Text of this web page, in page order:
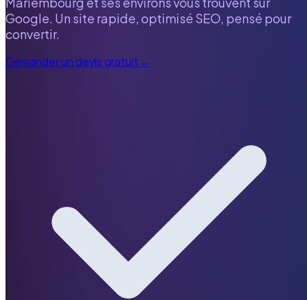
Google. Un site rapide, optimisé SEO, pensé pour
convertir.
Demander un devis gratuit→